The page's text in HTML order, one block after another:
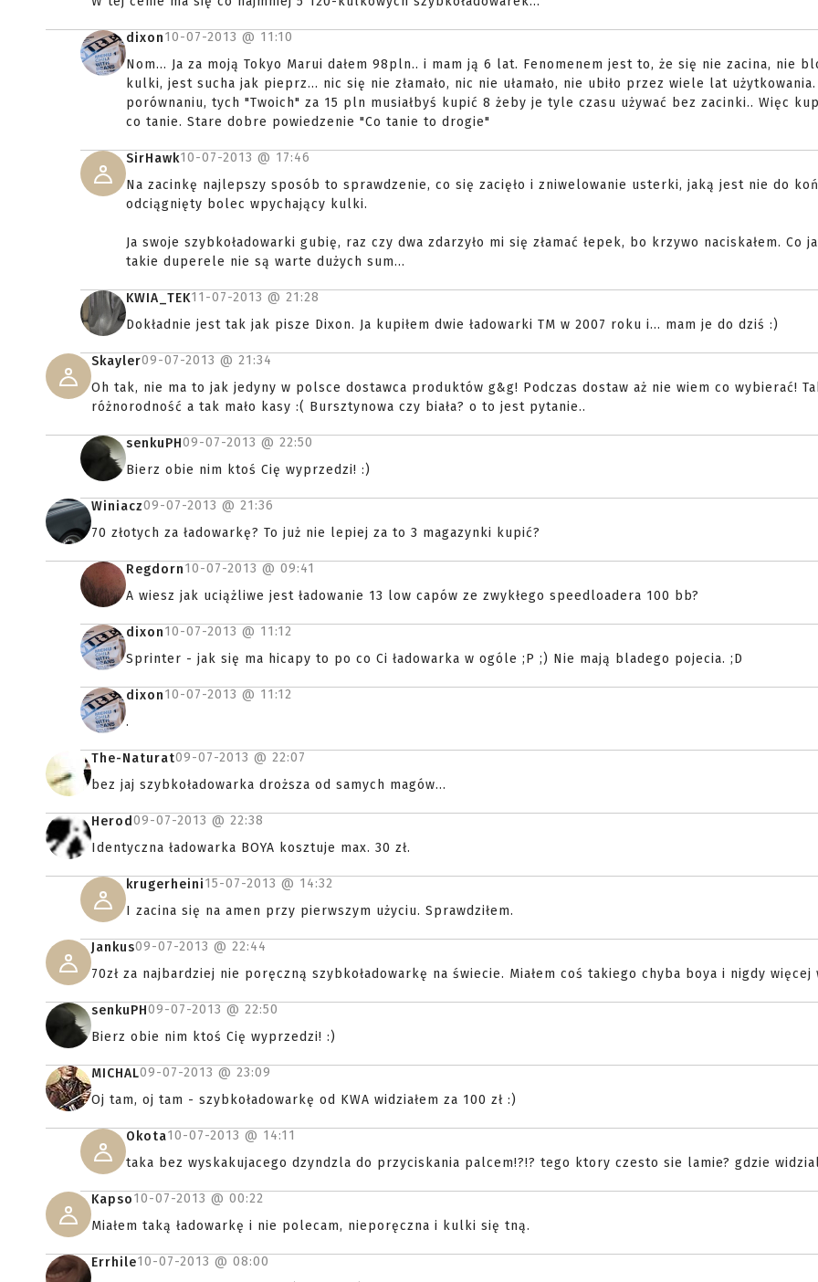
dixon10-07-2013 @ 11:10
Nom... Ja za moją Tokyo Marui dałem 98pln.. i mam ją 6 lat. Fenomenem jest to, że się nie zacina, nie
kulki, jest sucha jak pieprz... nic się nie złamało, nic nie ułamało, nie ubiło przez wiele lat użytkowania.
porównaniu, tych "Twoich" za 15 pln musiałbyś kupić 8 żeby je tyle czasu używać bez zacinki.. Więc
co tanie. Stare dobre powiedzenie "Co tanie to drogie"
SirHawk10-07-2013 @ 17:46
Na zacinkę najlepszy sposób to sprawdzenie, co się zacięło i zniwelowanie usterki, jaką jest nie do
odciągnięty bolec wpychający kulki.
Ja swoje szybkoładowarki gubię, raz czy dwa zdarzyło mi się złamać łepek, bo krzywo naciskałem. Co
takie duperele nie są warte dużych sum...
KWIA_TEK11-07-2013 @ 21:28
Dokładnie jest tak jak pisze Dixon. Ja kupiłem dwie ładowarki TM w 2007 roku i... mam je do dziś :)
Skayler09-07-2013 @ 21:34
Oh tak, nie ma to jak jedyny w polsce dostawca produktów g&g! Podczas dostaw aż nie wiem co wybierać!
różnorodność a tak mało kasy :( Bursztynowa czy biała? o to jest pytanie..
senkuPH09-07-2013 @ 22:50
Bierz obie nim ktoś Cię wyprzedzi! :)
Winiacz09-07-2013 @ 21:36
70 złotych za ładowarkę? To już nie lepiej za to 3 magazynki kupić?
Regdorn10-07-2013 @ 09:41
A wiesz jak uciążliwe jest ładowanie 13 low capów ze zwykłego speedloadera 100 bb?
dixon10-07-2013 @ 11:12
Sprinter - jak się ma hicapy to po co Ci ładowarka w ogóle ;P ;) Nie mają bladego pojecia. ;D
dixon10-07-2013 @ 11:12
.
The-Naturat09-07-2013 @ 22:07
bez jaj szybkoładowarka droższa od samych magów...
Herod09-07-2013 @ 22:38
Identyczna ładowarka BOYA kosztuje max. 30 zł.
krugerheini15-07-2013 @ 14:32
I zacina się na amen przy pierwszym użyciu. Sprawdziłem.
Jankus09-07-2013 @ 22:44
70zł za najbardziej nie poręczną szybkoładowarkę na świecie. Miałem coś takiego chyba boya i nigdy więcej
senkuPH09-07-2013 @ 22:50
Bierz obie nim ktoś Cię wyprzedzi! :)
MICHAL09-07-2013 @ 23:09
Oj tam, oj tam - szybkoładowarkę od KWA widziałem za 100 zł :)
Okota10-07-2013 @ 14:11
taka bez wyskakujacego dzyndzla do przyciskania palcem!?!? tego ktory czesto sie lamie? gdzie
Kapso10-07-2013 @ 00:22
Miałem taką ładowarkę i nie polecam, nieporęczna i kulki się tną.
Errhile10-07-2013 @ 08:00